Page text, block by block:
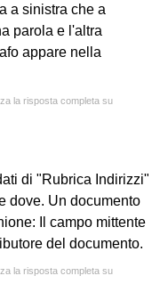
a sinistra che a
parola e l'altra
appare nella
la risposta completa su
di "Rubrica Indirizzi"
dove. Un documento
Il campo mittente
del documento.
la risposta completa su